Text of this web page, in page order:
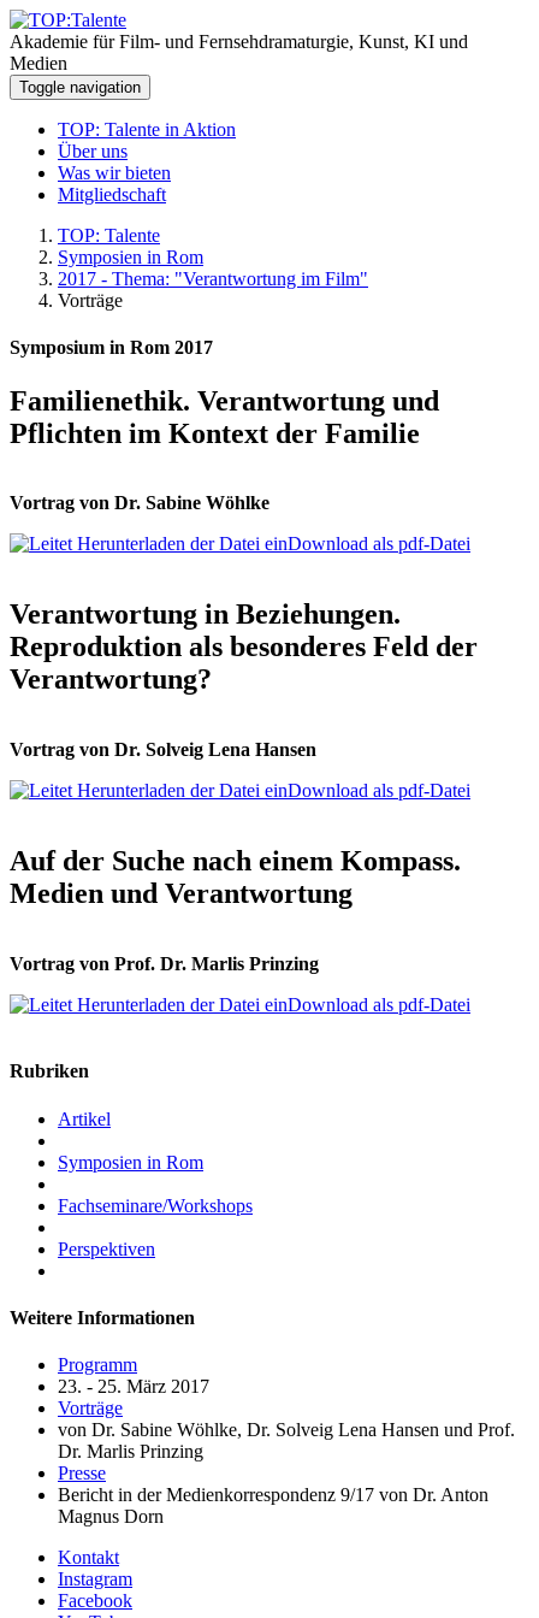
Akademie für Film- und Fernsehdramaturgie, Kunst, KI und
Medien
Toggle navigation
TOP: Talente in Aktion
Über uns
Was wir bieten
Mitgliedschaft
TOP: Talente
Symposien in Rom
2017 - Thema: "Verantwortung im Film"
Vorträge
Symposium in Rom 2017
Familienethik. Verantwortung und
Pflichten im Kontext der Familie
Vortrag von Dr. Sabine Wöhlke
Download als pdf-Datei
Verantwortung in Beziehungen.
Reproduktion als besonderes Feld der
Verantwortung?
Vortrag von Dr. Solveig Lena Hansen
Download als pdf-Datei
Auf der Suche nach einem Kompass.
Medien und Verantwortung
Vortrag von Prof. Dr. Marlis Prinzing
Download als pdf-Datei
Rubriken
Artikel
Symposien in Rom
Fachseminare/Workshops
Perspektiven
Weitere Informationen
Programm
23. - 25. März 2017
Vorträge
von Dr. Sabine Wöhlke, Dr. Solveig Lena Hansen und Prof.
Dr. Marlis Prinzing
Presse
Bericht in der Medienkorrespondenz 9/17 von Dr. Anton
Magnus Dorn
Kontakt
Instagram
Facebook